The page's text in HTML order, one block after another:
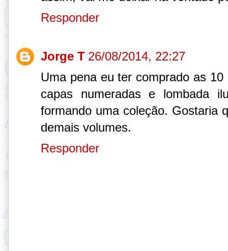
Responder
Jorge T 26/08/2014, 22:27
Uma pena eu ter comprado as
capas numeradas e lombada
formando uma coleção. Gostaria
demais volumes.
Responder